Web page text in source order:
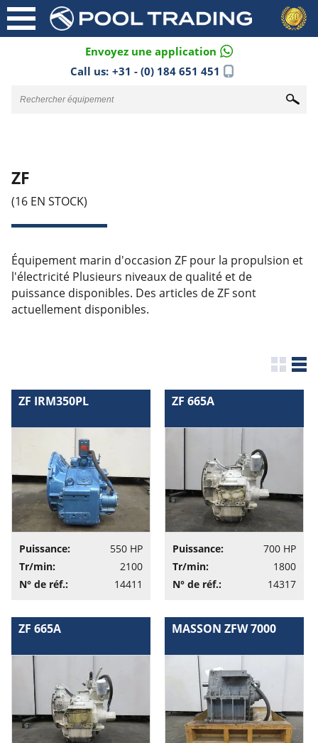
Envoyez une application
Call us: +31 - (0) 184 651 451
ZF
(16 EN STOCK)
Équipement marin d'occasion ZF pour la propulsion et
l'électricité Plusieurs niveaux de qualité et de
puissance disponibles. Des articles de ZF sont
actuellement disponibles.
ZF IRM350PL
Puissance:
550 HP
Tr/min:
2100
N° de réf.:
14411
ZF 665A
Puissance:
700 HP
Tr/min:
1800
N° de réf.:
14317
ZF 665A MASSON ZFW 7000